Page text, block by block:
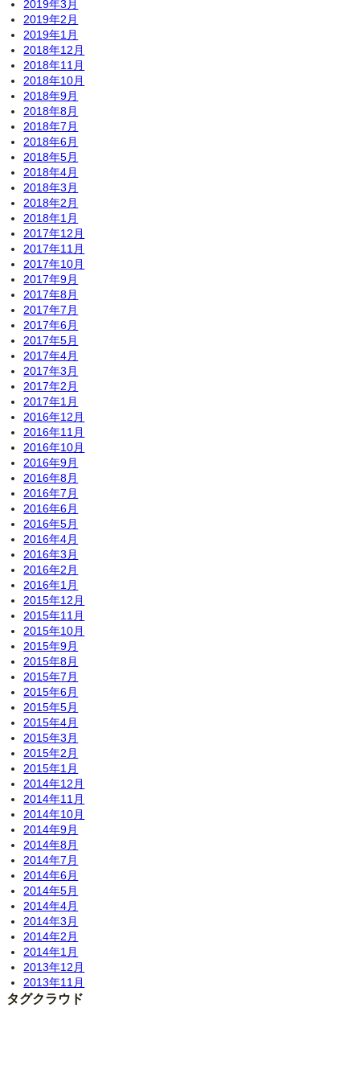
2019年3月
2019年2月
2019年1月
2018年12月
2018年11月
2018年10月
2018年9月
2018年8月
2018年7月
2018年6月
2018年5月
2018年4月
2018年3月
2018年2月
2018年1月
2017年12月
2017年11月
2017年10月
2017年9月
2017年8月
2017年7月
2017年6月
2017年5月
2017年4月
2017年3月
2017年2月
2017年1月
2016年12月
2016年11月
2016年10月
2016年9月
2016年8月
2016年7月
2016年6月
2016年5月
2016年4月
2016年3月
2016年2月
2016年1月
2015年12月
2015年11月
2015年10月
2015年9月
2015年8月
2015年7月
2015年6月
2015年5月
2015年4月
2015年3月
2015年2月
2015年1月
2014年12月
2014年11月
2014年10月
2014年9月
2014年8月
2014年7月
2014年6月
2014年5月
2014年4月
2014年3月
2014年2月
2014年1月
2013年12月
2013年11月
タグクラウド